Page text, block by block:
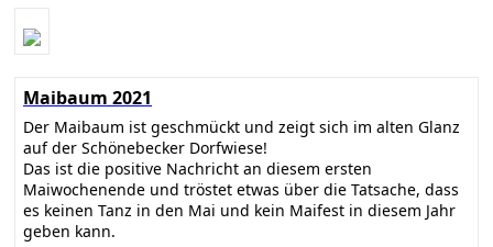
Maibaum 2021
Der Maibaum ist geschmückt und zeigt sich im alten Glanz
auf der Schönebecker Dorfwiese!
Das ist die positive Nachricht an diesem ersten
Maiwochenende und tröstet etwas über die Tatsache, dass
es keinen Tanz in den Mai und kein Maifest in diesem Jahr
geben kann.